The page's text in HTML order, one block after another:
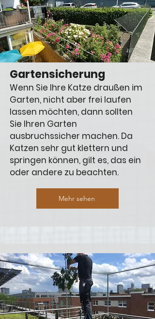
Gartensicherung
Wenn Sie Ihre Katze draußen im
Garten, nicht aber frei laufen
lassen möchten, dann sollten
Sie Ihren Garten
ausbruchssicher machen. Da
Katzen sehr gut klettern und
springen können, gilt es, das ein
oder andere zu beachten.
Mehr sehen